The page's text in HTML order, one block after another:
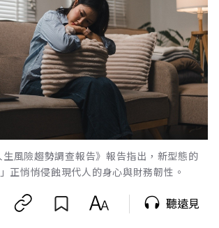
風險趨勢調查報告》報告指出，新型態的
正悄悄侵蝕現代人的身心與財務韌性。
聽遠見